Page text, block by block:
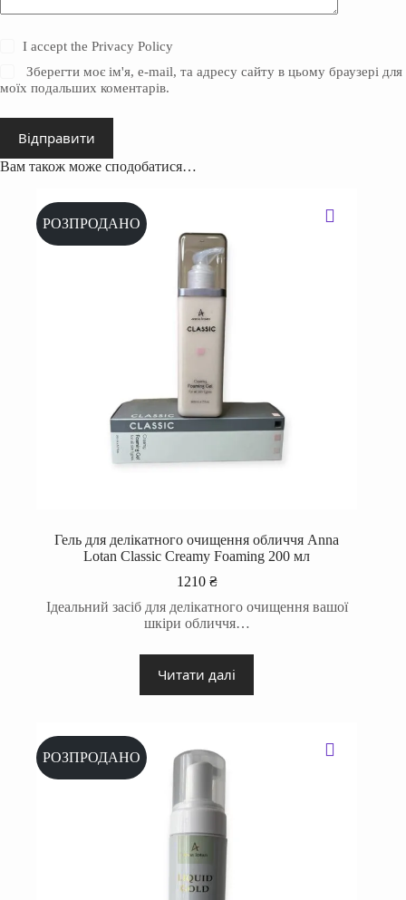
I accept thePrivacy Policy
Зберегти моє ім'я, e-mail, та адресу сайту в цьому браузері для
моїх подальших коментарів.
Відправити
Вам також може сподобатися…
РОЗПРОДАНО
Гель для делікатного очищення обличчя Anna
Lotan Classic Creamy Foaming 200 мл
1210 ₴
Ідеальний засіб для делікатного очищення вашої
шкіри обличчя…
Читати далі
РОЗПРОДАНО